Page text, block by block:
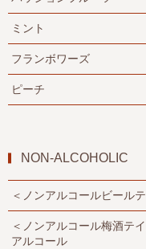
ミント
フランボワーズ
ピーチ
NON-ALCOHOLIC
＜ノンアルコールビール
＜ノンアルコール梅酒テ
アルコール